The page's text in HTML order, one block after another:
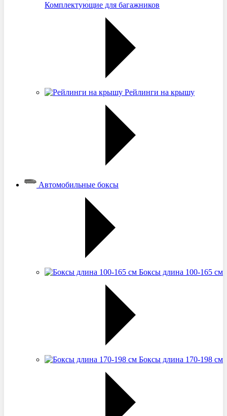
Комплектующие для багажников
Рейлинги на крышу
Автомобильные боксы
Боксы длина 100-165 см
Боксы длина 170-198 см